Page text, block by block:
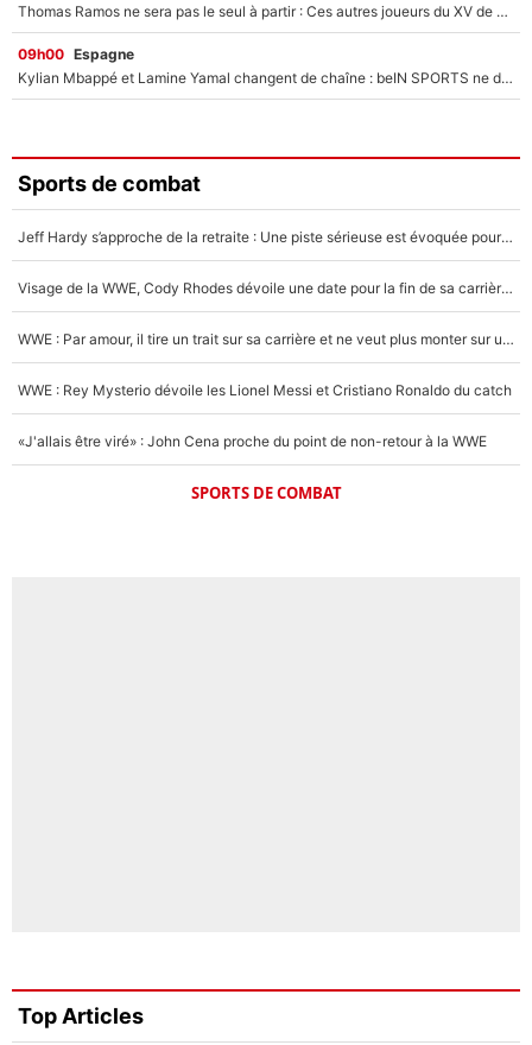
Thomas Ramos ne sera pas le seul à partir : Ces autres joueurs du XV de France pourraient aussi quitter le Stade Toulousain, un club de Top 14 est déjà sur les rangs
09h00 Espagne
Kylian Mbappé et Lamine Yamal changent de chaîne : beIN SPORTS ne digère pas cette décision historique et prédit un fiasco pour la Liga
Sports de combat
Jeff Hardy s’approche de la retraite : Une piste sérieuse est évoquée pour la reconversion de la légende de la WWE
Visage de la WWE, Cody Rhodes dévoile une date pour la fin de sa carrière dans le catch
WWE : Par amour, il tire un trait sur sa carrière et ne veut plus monter sur un ring de catch
WWE : Rey Mysterio dévoile les Lionel Messi et Cristiano Ronaldo du catch
«J'allais être viré» : John Cena proche du point de non-retour à la WWE
SPORTS DE COMBAT
Top Articles